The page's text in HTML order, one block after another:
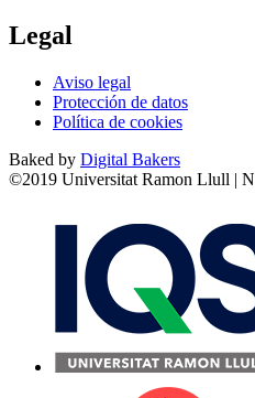
Legal
Aviso legal
Protección de datos
Política de cookies
Baked by Digital Bakers
©2019 Universitat Ramon Llull |